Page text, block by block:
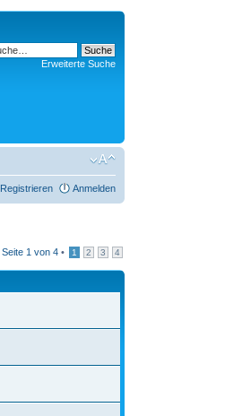
Erweiterte Suche
Registrieren Anmelden
Seite 1 von 4 • 1 2 3 4